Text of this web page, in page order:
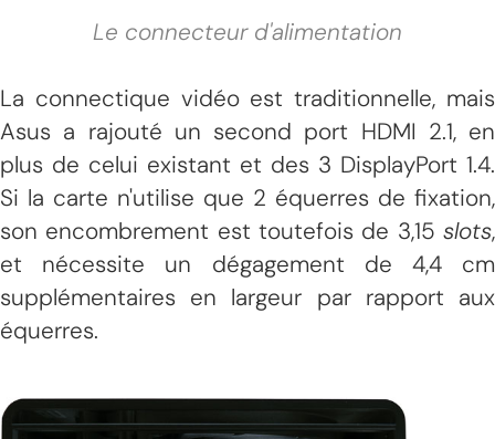
Le connecteur d'alimentation
La connectique vidéo est traditionnelle, mais
Asus a rajouté un second port HDMI 2.1, en
plus de celui existant et des 3 DisplayPort 1.4.
Si la carte n'utilise que 2 équerres de fixation,
son encombrement est toutefois de 3,15 slots,
et nécessite un dégagement de 4,4 cm
supplémentaires en largeur par rapport aux
équerres.